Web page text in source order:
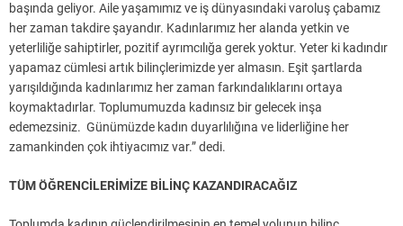
başında geliyor. Aile yaşamımız ve iş dünyasındaki varoluş çabamız
her zaman takdire şayandır. Kadınlarımız her alanda yetkin ve
yeterliliğe sahiptirler, pozitif ayrımcılığa gerek yoktur. Yeter ki kadındır
yapamaz cümlesi artık bilinçlerimizde yer almasın. Eşit şartlarda
yarışıldığında kadınlarımız her zaman farkındalıklarını ortaya
koymaktadırlar. Toplumumuzda kadınsız bir gelecek inşa
edemezsiniz. Günümüzde kadın duyarlılığına ve liderliğine her
zamankinden çok ihtiyacımız var.” dedi.
TÜM ÖĞRENCİLERİMİZE BİLİNÇ KAZANDIRACAĞIZ